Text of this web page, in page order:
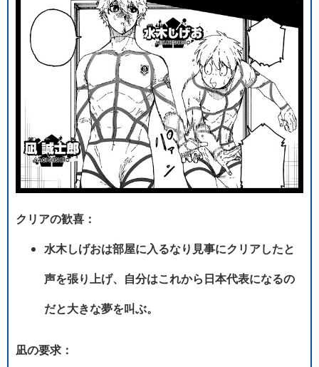
クリアの歓喜：
水木しげおは部屋に入るなり見事にクリアしたと
声を張り上げ、自分はこれから日本代表になるの
だと大きな夢を叫ぶ。
凪の要求：